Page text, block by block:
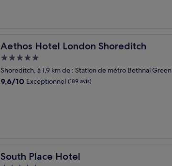
Aethos Hotel London Shoreditch
Aethos Hotel London Shoreditch
Hébergement
5.0 étoiles
Shoreditch, à 1,9 km de : Station de métro Bethnal Green
9.6
9,6/10 Exceptionnel (189 avis)
South Place Hotel
South Place Hotel